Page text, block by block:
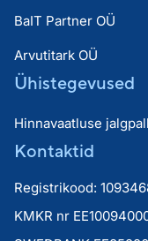
BaIT Partner OÜ
Arvutitark OÜ
Ühistegevused
Hinnavaatluse
Kontaktid
Registrikood:
KMKR nr